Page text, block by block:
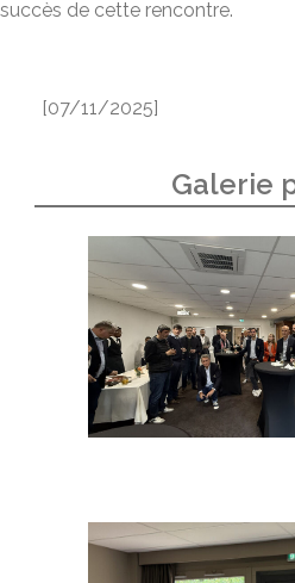
succès de cette rencontre.
[07/11/2025]